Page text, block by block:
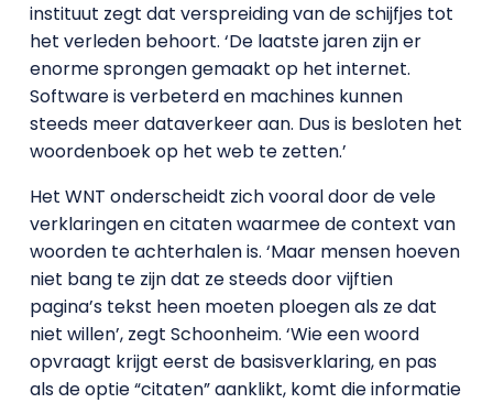
instituut zegt dat verspreiding van de schijfjes tot
het verleden behoort. ‘De laatste jaren zijn er
enorme sprongen gemaakt op het internet.
Software is verbeterd en machines kunnen
steeds meer dataverkeer aan. Dus is besloten het
woordenboek op het web te zetten.’
Het WNT onderscheidt zich vooral door de vele
verklaringen en citaten waarmee de context van
woorden te achterhalen is. ‘Maar mensen hoeven
niet bang te zijn dat ze steeds door vijftien
pagina’s tekst heen moeten ploegen als ze dat
niet willen’, zegt Schoonheim. ‘Wie een woord
opvraagt krijgt eerst de basisverklaring, en pas
als de optie “citaten” aanklikt, komt die informatie